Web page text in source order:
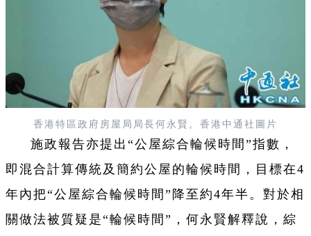
香港特區政府房屋局局長何永賢。 香港中通社圖片
施政報告亦提出“公屋綜合輪候時間”指數，
即混合計算傳統及簡約公屋的輪候時間，目標在4
年內把“公屋綜合輪候時間”降至約4年半。對於相
關做法被質疑是“輪候時間”，何永賢解釋說，綜